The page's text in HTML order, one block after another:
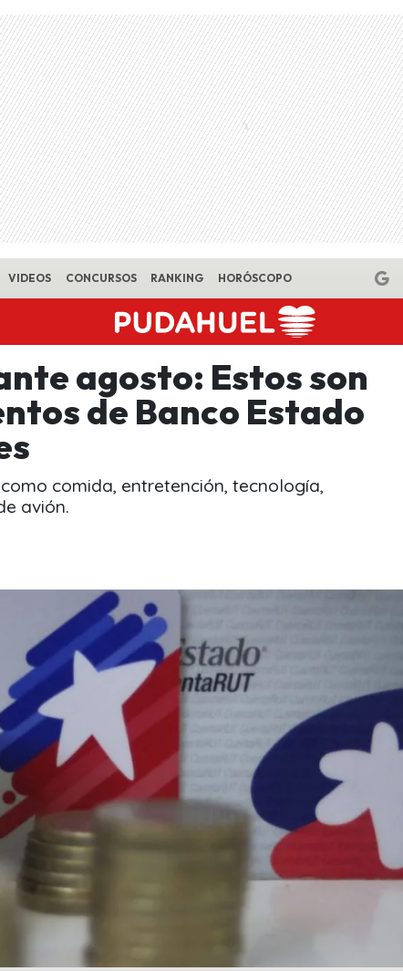
VIDEOS CONCURSOS RANKING HORÓSCOPO
agosto: Estos son
de Banco Estado
comida, entretención, tecnología,
avión.